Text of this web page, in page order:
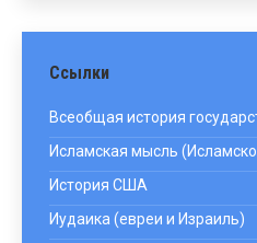
Ссылки
Всеобщая история
Исламская мысль
История США
Иудаика (евреи и Израиль)